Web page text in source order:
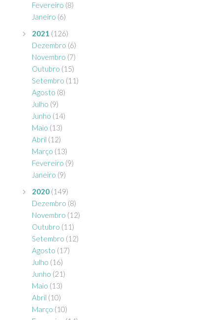
Fevereiro (8)
Janeiro (6)
2021 (126)
Dezembro (6)
Novembro (7)
Outubro (15)
Setembro (11)
Agosto (8)
Julho (9)
Junho (14)
Maio (13)
Abril (12)
Março (13)
Fevereiro (9)
Janeiro (9)
2020 (149)
Dezembro (8)
Novembro (12)
Outubro (11)
Setembro (12)
Agosto (17)
Julho (16)
Junho (21)
Maio (13)
Abril (10)
Março (10)